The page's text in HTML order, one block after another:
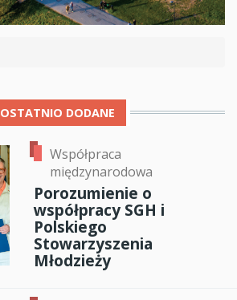
OSTATNIO DODANE
Współpraca
międzynarodowa
Porozumienie o
współpracy SGH i
Polskiego
Stowarzyszenia
Młodzieży